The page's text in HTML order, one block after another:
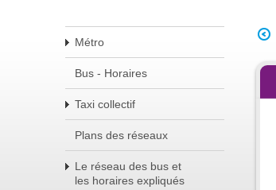
Métro
Bus - Horaires
Taxi collectif
Plans des réseaux
Le réseau des bus et
les horaires expliqués